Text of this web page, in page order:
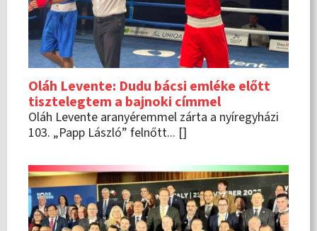
Oláh Levente: Dudu bácsi emléke előtt
tisztelegtem a bajnoki címmel
Oláh Levente aranyéremmel zárta a nyíregyházi
103. „Papp László” felnőtt... []